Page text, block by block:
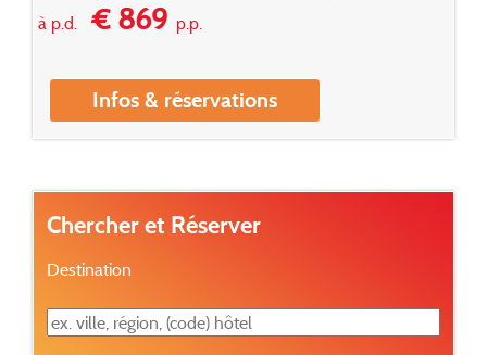
à p.d.€ 869p.p.
Infos & réservations
Chercher et Réserver
Destination